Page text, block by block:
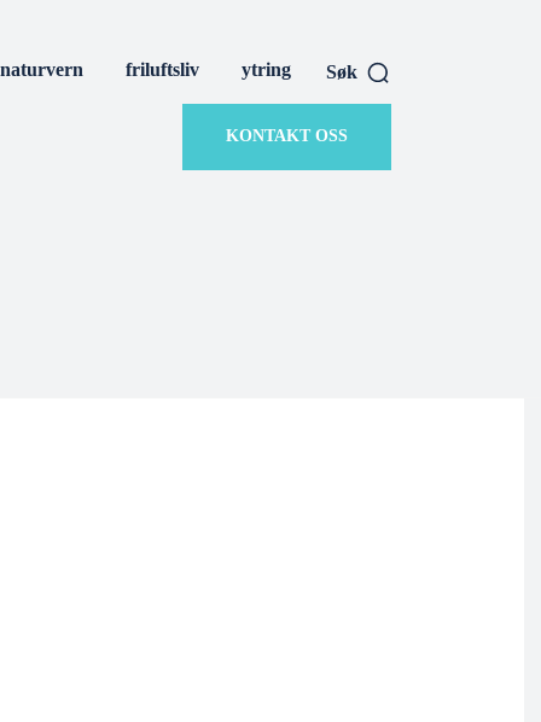
naturvern friluftsliv ytring Søk
KONTAKT OSS